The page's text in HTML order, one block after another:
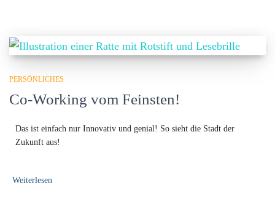
PERSÖNLICHES
Co-Working vom Feinsten!
Das ist einfach nur Innovativ und genial! So sieht die Stadt der
Zukunft aus!
Weiterlesen